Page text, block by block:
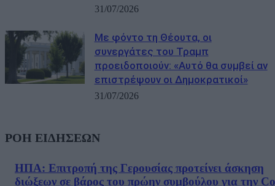
31/07/2026
Με φόντο τη Θέουτα, οι
συνεργάτες του Τραμπ
προειδοποιούν: «Αυτό θα συμβεί αν
επιστρέψουν οι Δημοκρατικοί»
31/07/2026
ΡΟΗ ΕΙΔΗΣΕΩΝ
ΗΠΑ: Επιτροπή της Γερουσίας προτείνει άσκηση
διώξεων σε βάρος του πρώην συμβούλου για την